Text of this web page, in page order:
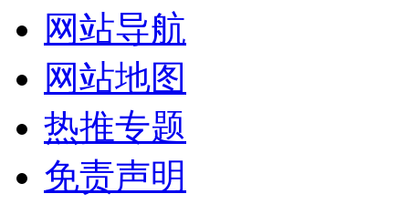
网站导航
网站地图
热推专题
免责声明